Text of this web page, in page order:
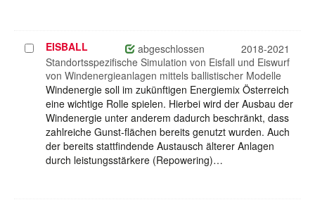
Projekt
auswählen
EISBALL abgeschlossen
2018-2021
Standortsspezifische Simulation von Eisfall und Eiswurf
von Windenergieanlagen mittels ballistischer Modelle
Windenergie soll im zukünftigen Energiemix Österreich
eine wichtige Rolle spielen. Hierbei wird der Ausbau der
Windenergie unter anderem dadurch beschränkt, dass
zahlreiche Gunst-flächen bereits genutzt wurden. Auch
der bereits stattfindende Austausch älterer Anlagen
durch leistungsstärkere (Repowering)…